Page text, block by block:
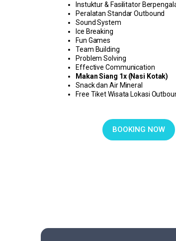
Instuktur & Fasilitator
Peralatan Standar Outbound
Sound System
Ice Breaking
Fun Games
Team Building
Problem Solving
Effective Communication
Makan Siang 1x (Nasi Kotak)
Snack dan Air Mineral
Free Tiket Wisata Lokasi
BOOKING NOW